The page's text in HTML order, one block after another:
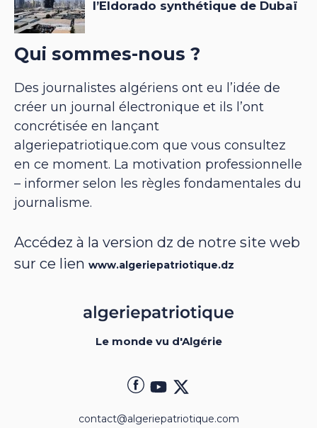
Qui sommes-nous ?
Des journalistes algériens ont eu l’idée de
créer un journal électronique et ils l’ont
concrétisée en lançant
algeriepatriotique.com que vous consultez
en ce moment. La motivation professionnelle
– informer selon les règles fondamentales du
journalisme.
Accédez à la version dz de notre site web
sur ce lien www.algeriepatriotique.dz
Le monde vu d'Algérie
contact@algeriepatriotique.com